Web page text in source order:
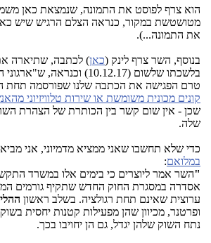
הוא צרף לפוסט את התמונה, שנמצאת כאן
מטושטשת במקור, כנראה הצלם הרגיש שיש
את התמונה...).
בנוסף, השר צרף לינק (כאן) לכתבה, שתיארה
בלשכתו שלשום (10.12.17)
טרם הפגישה את הכתבה שלנו שפורסמה תחת
קונים מכונית משומשת או שירות טלוויזיוני
שכן - אין שום קשר בין הכותרת של הצהרת
שלה.
כדי שלא תחשבו שאני ממציא מדמיוני, אני
במלואם:
"השר אמר ליוצרים כי בימים אלו במשרד
אסדרה במסגרת החוק החדש שתקיף גורמים
ערוצית שאינם תחת רגולציה. בשלב ראשון
ופרטנר, מכיוון שהן מפעילות קטנות יחסית
נתח השוק שלהן יגדל, גם הן יחויבו בכך.